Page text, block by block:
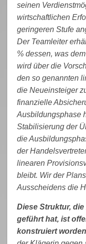
seinen
wirtschaftlichen
geringeren Stufe
Der Teamleiter
% dessen, was
wird über die
den so genannten
die Neueinsteiger
finanzielle
Ausbildungsphase
Stabilisierung der
die
der
linearen
bleibt. Wir der
Ausscheidens die
Diese Struktur,
geführt hat, ist
konstruiert